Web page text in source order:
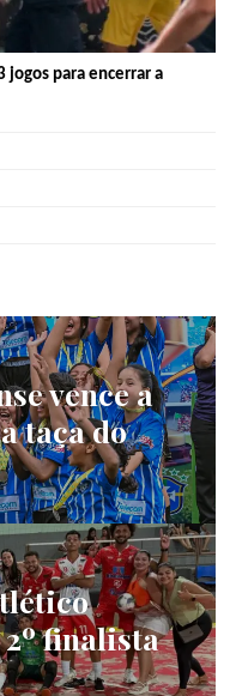
jogos para encerrar a
vence a
taça do
2º finalista